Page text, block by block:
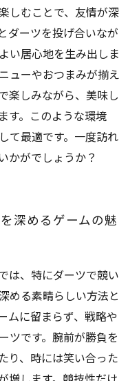
しむことで、友情が深
ダーツを投げ合いなが
い居心地を生み出しま
ューやおつまみが揃え
楽しみながら、美味し
す。このような環境
て最適です。一度訪れ
かがでしょうか？
深めるゲームの魅
は、特にダーツで競い
める素晴らしい方法と
ムに留まらず、戦略や
ツです。腕前が勝負を
り、時には笑い合った